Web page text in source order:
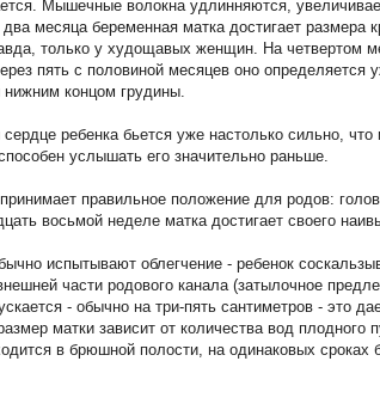
Мышечные волокна удлинняются,
месяца беременная матка достигает размера
только у худощавых женщин. На четвертом
пять с половиной месяцев оно определяется
концом грудины.
ребенка бьется уже настолько сильно, что
услышать его значительно раньше.
правильное положение для родов:
восьмой неделе матка достигает своего
испытывают облегчение - ребенок
части родового канала (затылочное
- обычно на три-пять сантиметров - это
матки зависит от количества вод плодного
в брюшной полости, на одинаковых